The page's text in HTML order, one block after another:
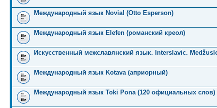
Международный язык Novial (Otto Esperson)
Международный язык Elefen (романский креол)
Искусственный межславянский язык. Interslavic.
Международный язык Kotava (априорный)
Международный язык Toki Pona (120 официальных слов)